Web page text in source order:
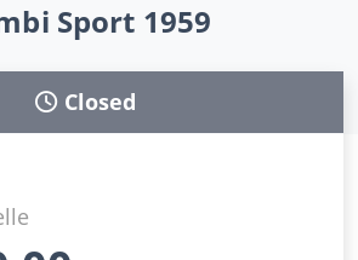
Sport 1959
Closed